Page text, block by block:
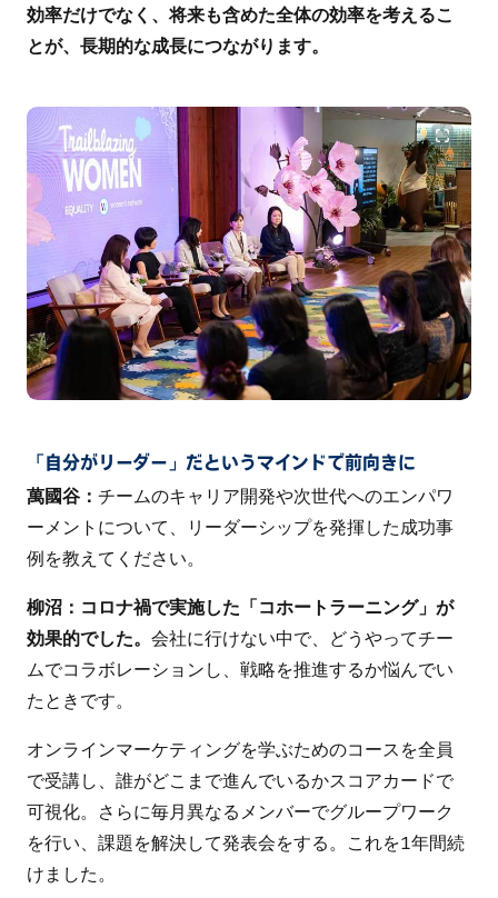
効率だけでなく、将来も含めた全体の効率を考えるこ
とが、長期的な成長につながります。
「自分がリーダー」だというマインドで前向きに
萬國谷：チームのキャリア開発や次世代へのエンパワ
ーメントについて、リーダーシップを発揮した成功事
例を教えてください。
柳沼：コロナ禍で実施した「コホートラーニング」が
効果的でした。会社に行けない中で、どうやってチー
ムでコラボレーションし、戦略を推進するか悩んでい
たときです。
オンラインマーケティングを学ぶためのコースを全員
で受講し、誰がどこまで進んでいるかスコアカードで
可視化。さらに毎月異なるメンバーでグループワーク
を行い、課題を解決して発表会をする。これを1年間続
けました。